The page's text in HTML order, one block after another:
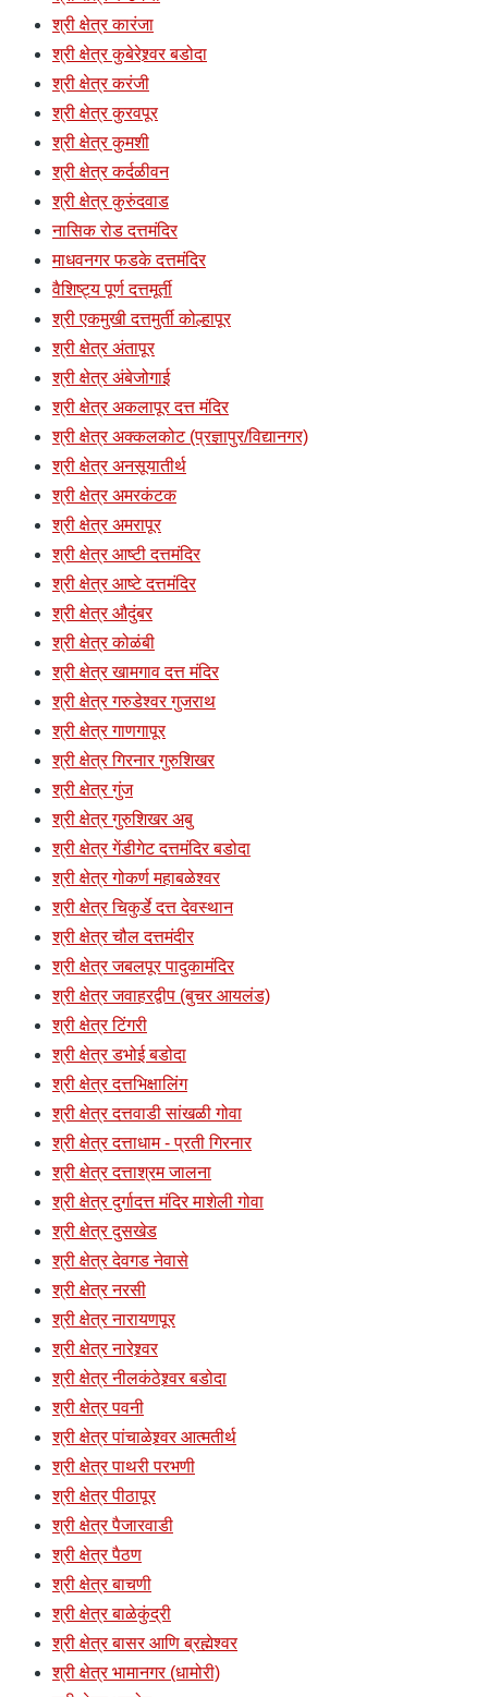
श्री क्षेत्र कारंजा
श्री क्षेत्र कुबेरेश्र्वर बडोदा
श्री क्षेत्र करंजी
श्री क्षेत्र कुरवपूर
श्री क्षेत्र कुमशी
श्री क्षेत्र कर्दळीवन
श्री क्षेत्र कुरुंदवाड
नासिक रोड दत्तमंदिर
माधवनगर फडके दत्तमंदिर
वैशिष्ट्य पूर्ण दत्तमूर्ती
श्री एकमुखी दत्तमुर्ती कोल्हापूर
श्री क्षेत्र अंतापूर
श्री क्षेत्र अंबेजोगाई
श्री क्षेत्र अकलापूर दत्त मंदिर
श्री क्षेत्र अक्कलकोट (प्रज्ञापुर/विद्यानगर)
श्री क्षेत्र अनसूयातीर्थ
श्री क्षेत्र अमरकंटक
श्री क्षेत्र अमरापूर
श्री क्षेत्र आष्टी दत्तमंदिर
श्री क्षेत्र आष्टे दत्तमंदिर
श्री क्षेत्र औदुंबर
श्री क्षेत्र कोळंबी
श्री क्षेत्र खामगाव दत्त मंदिर
श्री क्षेत्र गरुडेश्वर गुजराथ
श्री क्षेत्र गाणगापूर
श्री क्षेत्र गिरनार गुरुशिखर
श्री क्षेत्र गुंज
श्री क्षेत्र गुरुशिखर अबु
श्री क्षेत्र गेंडीगेट दत्तमंदिर बडोदा
श्री क्षेत्र गोकर्ण महाबळेश्वर
श्री क्षेत्र चिकुर्डे दत्त देवस्थान
श्री क्षेत्र चौल दत्तमंदीर
श्री क्षेत्र जबलपूर पादुकामंदिर
श्री क्षेत्र जवाहरद्वीप (बुचर आयलंड)
श्री क्षेत्र टिंगरी
श्री क्षेत्र डभोई बडोदा
श्री क्षेत्र दत्तभिक्षालिंग
श्री क्षेत्र दत्तवाडी सांखळी गोवा
श्री क्षेत्र दत्ताधाम - प्रती गिरनार
श्री क्षेत्र दत्ताश्रम जालना
श्री क्षेत्र दुर्गादत्त मंदिर माशेली गोवा
श्री क्षेत्र दुसखेड
श्री क्षेत्र देवगड नेवासे
श्री क्षेत्र नरसी
श्री क्षेत्र नारायणपूर
श्री क्षेत्र नारेश्र्वर
श्री क्षेत्र नीलकंठेश्र्वर बडोदा
श्री क्षेत्र पवनी
श्री क्षेत्र पांचाळेश्र्वर आत्मतीर्थ
श्री क्षेत्र पाथरी परभणी
श्री क्षेत्र पीठापूर
श्री क्षेत्र पैजारवाडी
श्री क्षेत्र पैठण
श्री क्षेत्र बाचणी
श्री क्षेत्र बाळेकुंद्री
श्री क्षेत्र बासर आणि ब्रह्मेश्वर
श्री क्षेत्र भामानगर (धामोरी)